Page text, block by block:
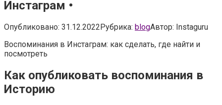
Инстаграм •
Опубликовано: 31.12.2022Рубрика: blogАвтор: Instaguru
Воспоминания в Инстаграм: как сделать, где найти и
посмотреть
Как опубликовать воспоминания в
Историю